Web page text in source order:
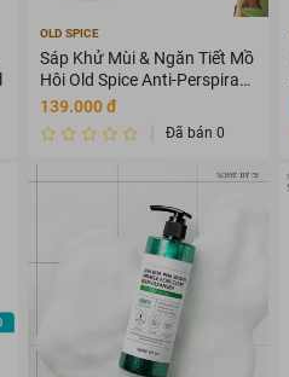
OLD SPICE
Sáp Khử Mùi & Ngăn Tiết Mồ
Hôi Old Spice Anti-Perspirant
& Deodorant 73g
139.000 đ
Đã bán 0